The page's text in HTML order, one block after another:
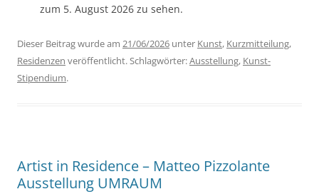
zum 5. August 2026 zu sehen.
Dieser Beitrag wurde am 21/06/2026 unter Kunst, Kurzmitteilung,
Residenzen veröffentlicht. Schlagwörter:Ausstellung, Kunst-
Stipendium.
Artist in Residence – Matteo Pizzolante
Ausstellung UMRAUM